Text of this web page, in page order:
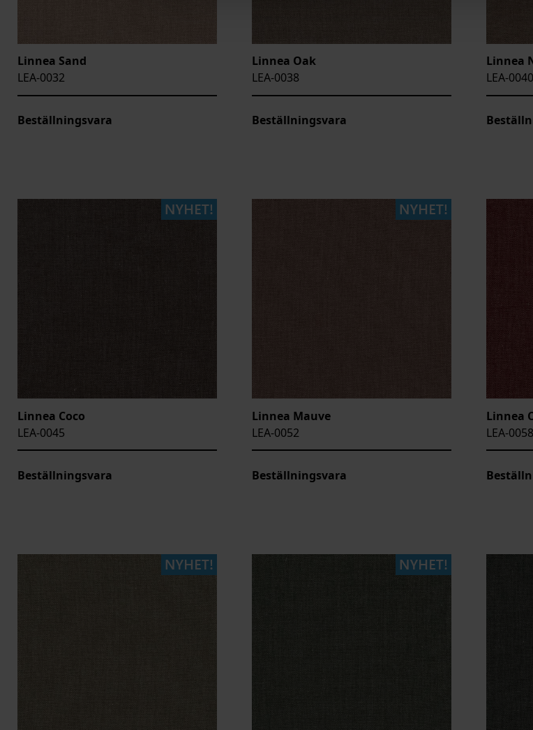
Linnea Sand
LEA-0032
Beställningsvara
Linnea Oak
LEA-0038
Beställningsvara
Linnea
LEA-0040
Linnea Coco
LEA-0045
Beställningsvara
Linnea Mauve
LEA-0052
Beställningsvara
Linnea
LEA-0058